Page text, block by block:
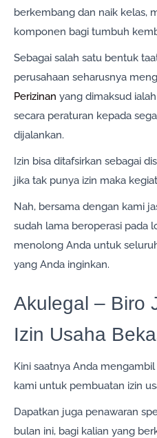
berkembang dan naik kelas,
komponen bagi tumbuh
Sebagai salah satu bentuk
perusahaan seharusnya
Perizinan yang dimaksud
secara peraturan kepada
dijalankan.
Izin bisa ditafsirkan sebagai
jika tak punya izin maka
Nah, bersama dengan kami
sudah lama beroperasi pada
menolong Anda untuk
yang Anda inginkan.
Akulegal – Biro
Izin Usaha
Kini saatnya Anda
kami untuk pembuatan izin
Dapatkan juga penawaran
bulan ini, bagi kalian yang